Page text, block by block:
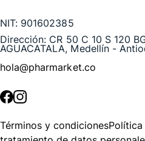
NIT: 901602385
Dirección: CR 50 C 10 S 120
AGUACATALA, Medellín -
hola@pharmarket.co
Términos y condiciones